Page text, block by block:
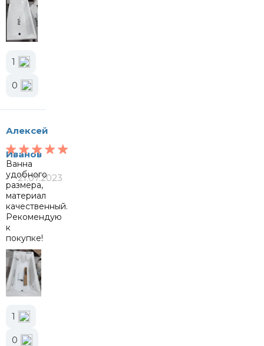
1
0
Алексей
Иванов
21.07.2023
Ванна
удобного
размера,
материал
качественный.
Рекомендую
к
покупке!
1
0